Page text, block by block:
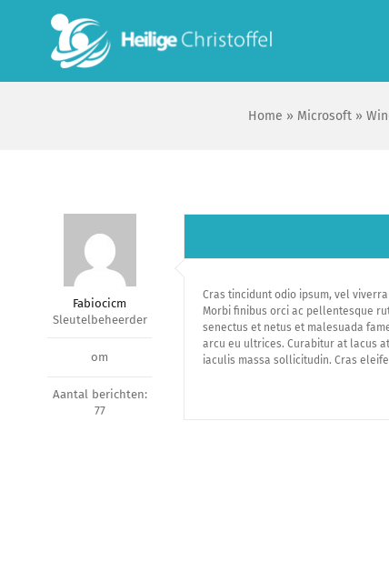
Home » Microsoft »
Fabiocicm
Sleutelbeheerder
om
Aantal berichten:
77
Cras tincidunt odio ipsum, vel
Morbi finibus orci ac pellentesque
senectus et netus et malesuada
arcu eu ultrices. Curabitur at lacus
iaculis massa sollicitudin. Cras